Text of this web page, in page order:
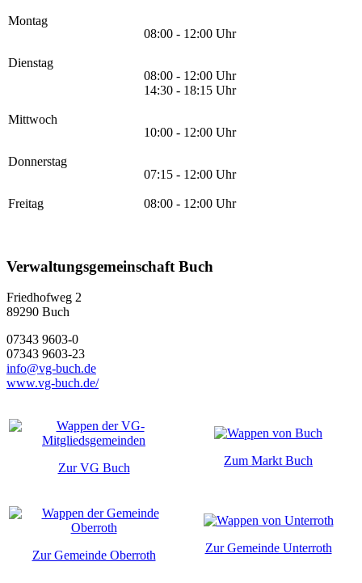
Montag
08:00 - 12:00 Uhr
Dienstag
08:00 - 12:00 Uhr
14:30 - 18:15 Uhr
Mittwoch
10:00 - 12:00 Uhr
Donnerstag
07:15 - 12:00 Uhr
Freitag 08:00 - 12:00 Uhr
Verwaltungsgemeinschaft Buch
Friedhofweg 2
89290 Buch
07343 9603-0
07343 9603-23
info@vg-buch.de
www.vg-buch.de/
Zur VG Buch
Zum Markt Buch
Zur Gemeinde Oberroth
Zur Gemeinde Unterroth